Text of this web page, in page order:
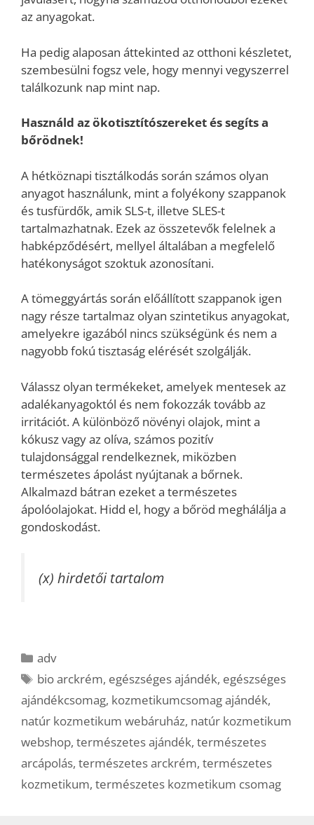
az anyagokat.
Ha pedig alaposan áttekinted az otthoni készletet,
szembesülni fogsz vele, hogy mennyi vegyszerrel
találkozunk nap mint nap.
Használd az ökotisztítószereket és segíts a
bőrödnek!
A hétköznapi tisztálkodás során számos olyan
anyagot használunk, mint a folyékony szappanok
és tusfürdők, amik SLS-t, illetve SLES-t
tartalmazhatnak. Ezek az összetevők felelnek a
habképződésért, mellyel általában a megfelelő
hatékonyságot szoktuk azonosítani.
A tömeggyártás során előállított szappanok igen
nagy része tartalmaz olyan szintetikus anyagokat,
amelyekre igazából nincs szükségünk és nem a
nagyobb fokú tisztaság elérését szolgálják.
Válassz olyan termékeket, amelyek mentesek az
adalékanyagoktól és nem fokozzák tovább az
irritációt. A különböző növényi olajok, mint a
kókusz vagy az olíva, számos pozitív
tulajdonsággal rendelkeznek, miközben
természetes ápolást nyújtanak a bőrnek.
Alkalmazd bátran ezeket a természetes
ápolóolajokat. Hidd el, hogy a bőröd meghálálja a
gondoskodást.
(x) hirdetői tartalom
Kategória
adv
Címkék
bio arckrém, egészséges ajándék, egészséges
ajándékcsomag, kozmetikumcsomag ajándék,
natúr kozmetikum webáruház, natúr kozmetikum
webshop, természetes ajándék, természetes
arcápolás, természetes arckrém, természetes
kozmetikum, természetes kozmetikum csomag